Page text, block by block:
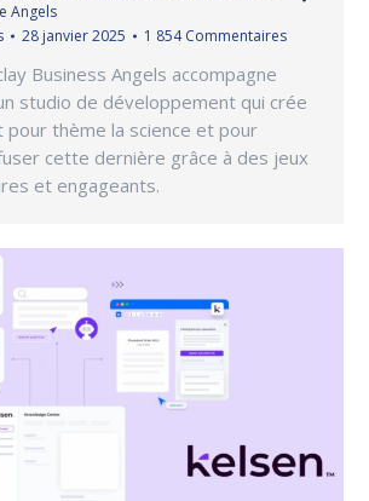
Angels
28 janvier 2025 1 854 Commentaires
Business Angels accompagne
studio de développement qui crée
pour thème la science et pour
cette dernière grâce à des jeux
et engageants.